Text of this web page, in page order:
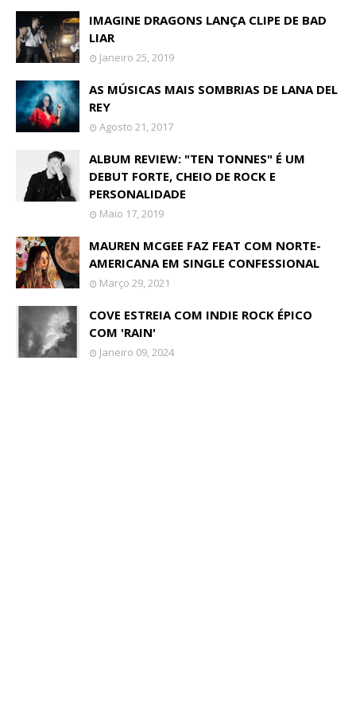
IMAGINE DRAGONS LANÇA CLIPE DE BAD
LIAR
Janeiro 25, 2019
AS MÚSICAS MAIS SOMBRIAS DE LANA DEL
REY
Agosto 21, 2017
ALBUM REVIEW: "TEN TONNES" É UM
DEBUT FORTE, CHEIO DE ROCK E
PERSONALIDADE
Maio 17, 2019
MAUREN MCGEE FAZ FEAT COM NORTE-
AMERICANA EM SINGLE CONFESSIONAL
Março 29, 2021
COVE ESTREIA COM INDIE ROCK ÉPICO
COM 'RAIN'
Janeiro 09, 2024